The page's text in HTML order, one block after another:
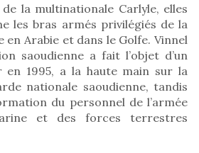
la multinationale Carlyle, elles
les bras armés privilégiés de la
Arabie et dans le Golfe. Vinnel
saoudienne a fait l’objet d’un
en 1995, a la haute main sur la
nationale saoudienne, tandis
du personnel de l’armée
et des forces terrestres